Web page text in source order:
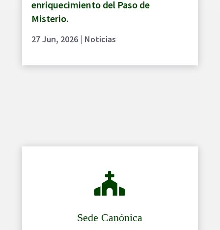
enriquecimiento del Paso de
Misterio.
27 Jun, 2026| Noticias

Sede Canónica